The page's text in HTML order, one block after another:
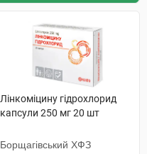
Лінкоміцину гідрохлорид
капсули 250 мг 20 шт
Борщагівський ХФЗ